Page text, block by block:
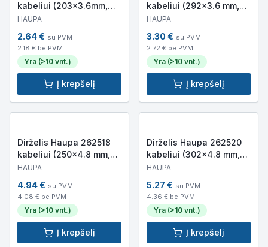
kabeliui (203×3.6mm,
baltas, 100 vnt.)
HAUPA
2.64€ su PVM
2.18 € be PVM
Yra (>10 vnt.)
Į krepšelį
kabeliui (292×3.6 mm,
baltas, 100 vnt.)
HAUPA
3.30 € su PVM
2.72 € be PVM
Yra (>10 vnt.)
Į krepšelį
Dirželis Haupa 262518
kabeliui (250×4.8 mm,
baltas, 100 vnt.)
HAUPA
4.94€ su PVM
4.08 € be PVM
Yra (>10 vnt.)
Į krepšelį
Dirželis Haupa 262520
kabeliui (302×4.8 mm,
baltas, 100 vnt.)
HAUPA
5.27 € su PVM
4.36 € be PVM
Yra (>10 vnt.)
Į krepšelį